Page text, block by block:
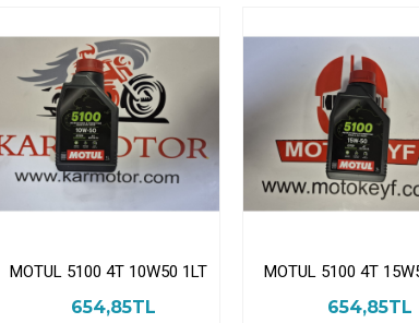
MOTUL 5100 4T 10W50 1LT
654,85TL
MOTUL 5100 4T
654,85TL